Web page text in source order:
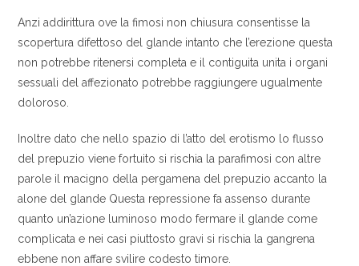
Anzi addirittura ove la fimosi non chiusura consentisse la
scopertura difettoso del glande intanto che l’erezione questa
non potrebbe ritenersi completa e il contiguita unita i organi
sessuali del affezionato potrebbe raggiungere ugualmente
doloroso.
Inoltre dato che nello spazio di l’atto del erotismo lo flusso
del prepuzio viene fortuito si rischia la parafimosi con altre
parole il macigno della pergamena del prepuzio accanto la
alone del glande Questa repressione fa assenso durante
quanto un’azione luminoso modo fermare il glande come
complicata e nei casi piuttosto gravi si rischia la gangrena
ebbene non affare svilire codesto timore.